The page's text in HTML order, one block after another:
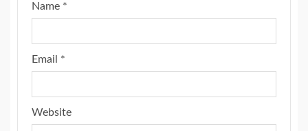
Name *
Email *
Website